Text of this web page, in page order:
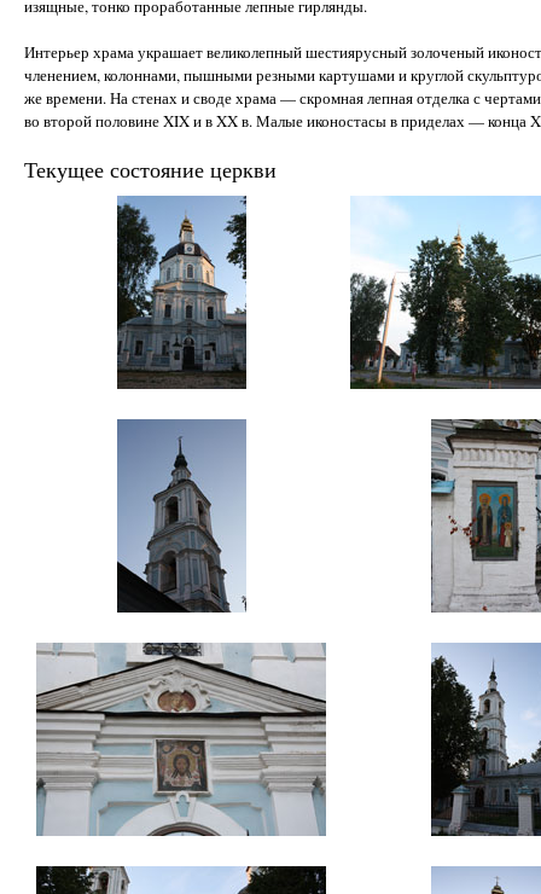
изящные, тонко проработанные лепные гирлянды.
Интерьер храма украшает великолепный шестиярусный золоченый
членением, колоннами, пышными резными картушами и круглой
же времени. На стенах и своде храма — скромная лепная отделка с
во второй половине XIX и в XX в. Малые иконостасы в приделах — конца
Текущее состояние церкви